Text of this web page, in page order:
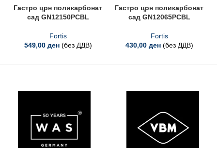
Гастро црн поликарбонат
сад GN12150PCBL
Fortis
549,00 ден (без ДДВ)
Гастро црн поликарбонат
сад GN12065PCBL
Fortis
430,00 ден (без ДДВ)